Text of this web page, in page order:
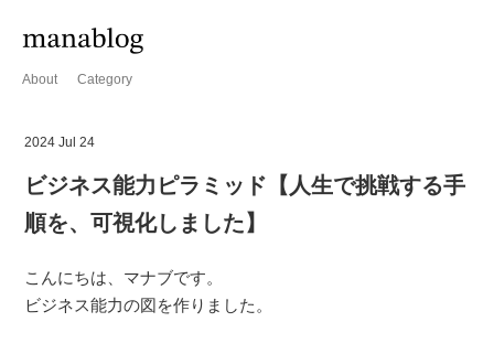
About Category
2024 Jul 24
ビジネス能力ピラミッド【人生で挑戦する手
順を、可視化しました】
こんにちは、マナブです。
ビジネス能力の図を作りました。